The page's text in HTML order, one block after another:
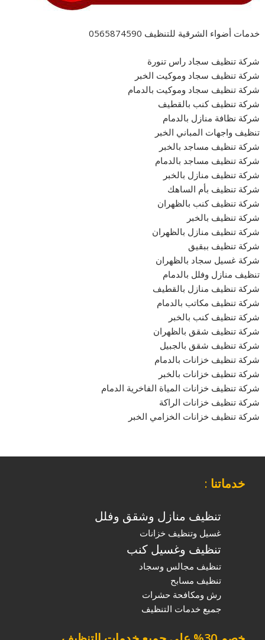
خدمات أضواء الشرقية للتنظيف 0565874590
شركة تنظيف سجاد راس تنورة
شركة تنظيف سجاد وموكيت الخبر
شركة تنظيف سجاد وموكيت بالدمام
شركة تنظيف كنب بالقطيف
شركة نظافة منازل بالدمام
تنظيف واجهات المباني الخبر
شركة تنظيف مساجد بالخبر
شركة تنظيف مساجد بالدمام
شركة تنظيف منازل بالخبر
شركة تنظيف بأم الساهك
شركة تنظيف كنب بالظهران
شركة تنظيف بالخبر
شركة تنظيف منازل بالظهران
شركة تنظيف ببقيق
شركة غسيل سجاد بالظهران
تنظيف منازل وفلل بالدمام
شركة تنظيف منازل بالقطيف
شركة تنظيف مكاتب بالدمام
شركة تنظيف كنب بالخبر
شركة تنظيف شقق بالظهران
شركة تنظيف شقق بالجبيل
شركة تنظيف خزانات بالدمام
شركة تنظيف خزانات بالخبر
شركة تنظيف خزانات المياة الفاخرية الدمام
شركة تنظيف خزانات الراكة
شركة تنظيف خزانات الخزامي الخبر
خدماتنا :
تنظيف منازل وشقق وفلل
غسيل وتنظيف خزانات
تنظيف وغسيل كنب
تنظيف مجالس وسجاد
تنظيف مسابح
رش ومكافحة حشرات
جميع خدمات التنظيف